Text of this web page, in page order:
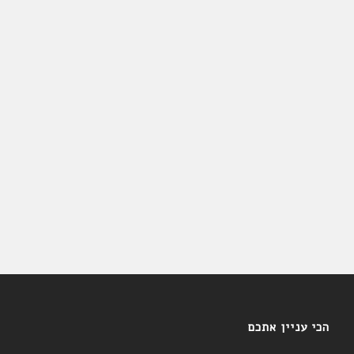
הכי עניין אתכם